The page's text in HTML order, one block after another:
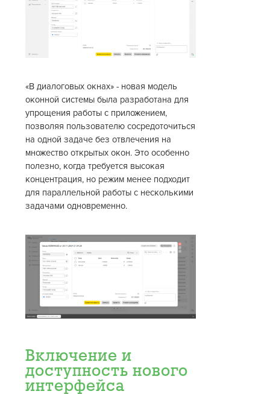
«В диалоговых окнах» - новая модель
оконной системы была разработана для
упрощения работы с приложением,
позволяя пользователю сосредоточиться
на одной задаче без отвлечения на
множество открытых окон. Это особенно
полезно, когда требуется высокая
концентрация, но режим менее подходит
для параллельной работы с несколькими
задачами одновременно.
Включение и
доступность нового
интерфейса